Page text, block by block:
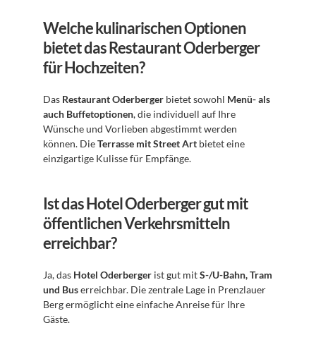
Welche kulinarischen Optionen
bietet das Restaurant Oderberger
für Hochzeiten?
Das Restaurant Oderberger bietet sowohl Menü- als
auch Buffetoptionen, die individuell auf Ihre
Wünsche und Vorlieben abgestimmt werden
können. Die Terrasse mit Street Art bietet eine
einzigartige Kulisse für Empfänge.
Ist das Hotel Oderberger gut mit
öffentlichen Verkehrsmitteln
erreichbar?
Ja, das Hotel Oderberger ist gut mit S-/U-Bahn, Tram
und Bus erreichbar. Die zentrale Lage in Prenzlauer
Berg ermöglicht eine einfache Anreise für Ihre
Gäste.